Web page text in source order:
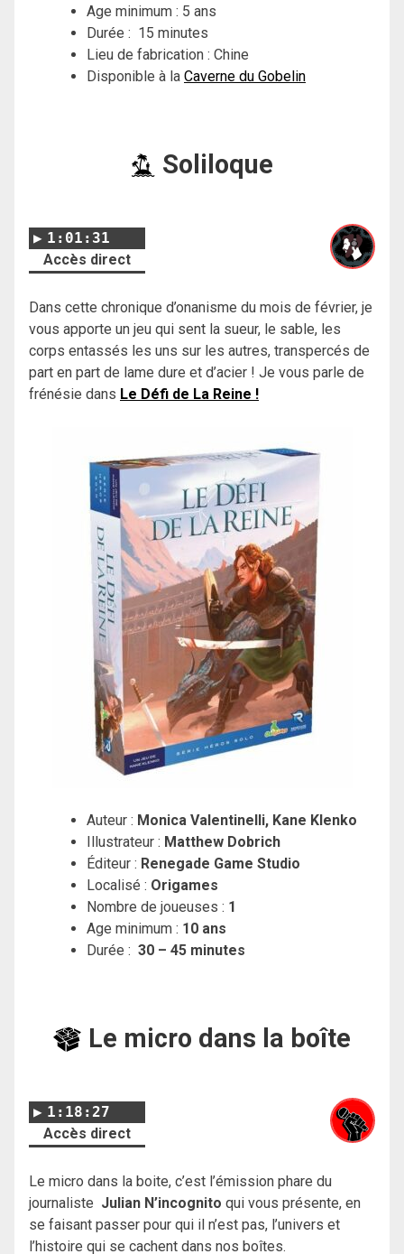
Age minimum : 5 ans
Durée : 15 minutes
Lieu de fabrication : Chine
Disponible à la Caverne du Gobelin
Soliloque
1:01:31
Accès direct
Dans cette chronique d’onanisme du mois de février, je
vous apporte un jeu qui sent la sueur, le sable, les
corps entassés les uns sur les autres, transpercés de
part en part de lame dure et d’acier ! Je vous parle de
frénésie dans Le Défi de La Reine !
Auteur : Monica Valentinelli, Kane Klenko
Illustrateur : Matthew Dobrich
Éditeur : Renegade Game Studio
Localisé : Origames
Nombre de joueuses : 1
Age minimum : 10 ans
Durée : 30 – 45 minutes
Le micro dans la boîte
1:18:27
Accès direct
Le micro dans la boite, c’est l’émission phare du
journaliste Julian N’incognito qui vous présente, en
se faisant passer pour qui il n’est pas, l’univers et
l’histoire qui se cachent dans nos boîtes.